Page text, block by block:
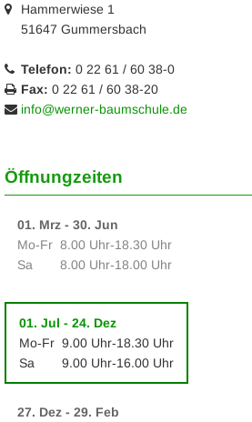
Hammerwiese 1
51647 Gummersbach
Telefon: 0 22 61 / 60 38-0
Fax: 0 22 61 / 60 38-20
info@werner-baumschule.de
Öffnungzeiten
01. Mrz - 30. Jun
Mo‑Fr 8.00 Uhr‑18.30 Uhr
Sa
8.00 Uhr‑18.00 Uhr
01. Jul - 24. Dez
Mo‑Fr 9.00 Uhr‑18.30 Uhr
Sa
9.00 Uhr‑16.00 Uhr
27. Dez - 29. Feb